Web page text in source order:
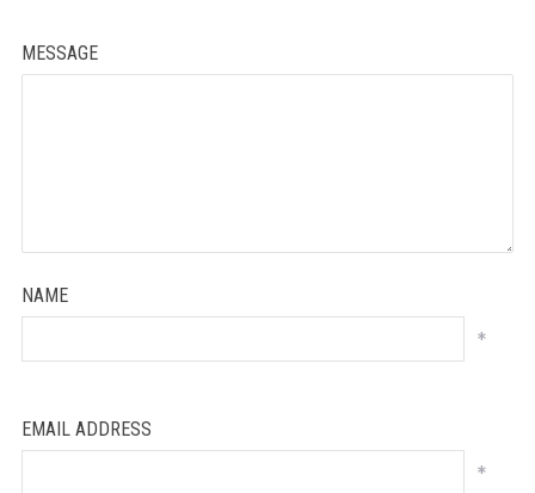
MESSAGE
NAME
*
EMAIL ADDRESS
*